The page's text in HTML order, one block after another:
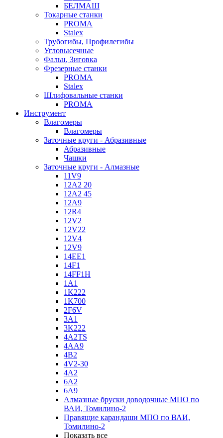
БЕЛМАШ
Токарные станки
PROMA
Stalex
Трубогибы, Профилегибы
Угловысечные
Фальц, Зиговка
Фрезерные станки
PROMA
Stalex
Шлифовальные станки
PROMA
Инструмент
Влагомеры
Влагомеры
Заточные круги - Абразивные
Абразивные
Чашки
Заточные круги - Алмазные
11V9
12A2 20
12A2 45
12A9
12R4
12V2
12V22
12V4
12V9
14EE1
14F1
14FF1H
1A1
1K222
1K700
2F6V
3A1
3K222
4A2TS
4AA9
4B2
4V2-30
4А2
6A2
6A9
Алмазные бруски доводочные МПО по
ВАИ, Томилино-2
Правящие карандаши МПО по ВАИ,
Томилино-2
Показать все